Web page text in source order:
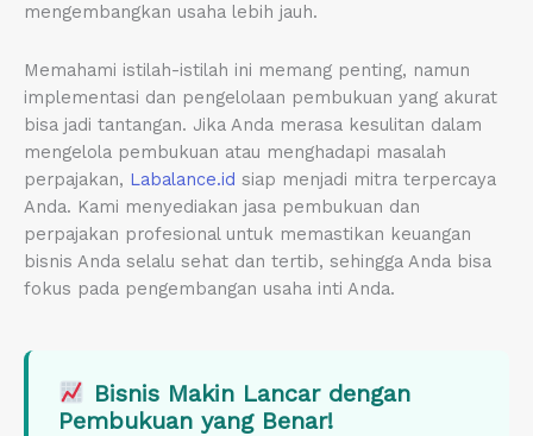
mengembangkan usaha lebih jauh.
Memahami istilah-istilah ini memang penting, namun
implementasi dan pengelolaan pembukuan yang akurat
bisa jadi tantangan. Jika Anda merasa kesulitan dalam
mengelola pembukuan atau menghadapi masalah
perpajakan, Labalance.id siap menjadi mitra terpercaya
Anda. Kami menyediakan jasa pembukuan dan
perpajakan profesional untuk memastikan keuangan
bisnis Anda selalu sehat dan tertib, sehingga Anda bisa
fokus pada pengembangan usaha inti Anda.
Bisnis Makin Lancar dengan
Pembukuan yang Benar!